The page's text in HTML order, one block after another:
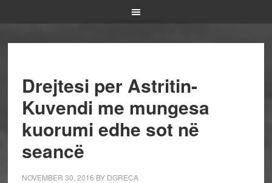
Drejtesi per Astritin-
Kuvendi me mungesa
kuorumi edhe sot në
seancë
NOVEMBER 30, 2016 BY DGRECA